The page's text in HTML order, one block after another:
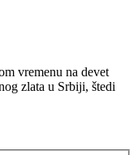
vremenu na devet
zlata u Srbiji, štedi